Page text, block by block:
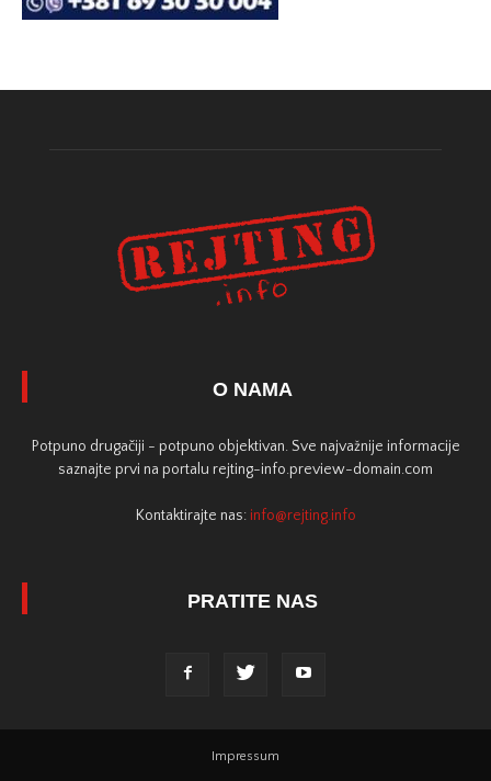
O NAMA
Potpuno drugačiji - potpuno objektivan. Sve najvažnije informacije
saznajte prvi na portalu rejting-info.preview-domain.com
Kontaktirajte nas: info@rejting.info
PRATITE NAS
Impressum